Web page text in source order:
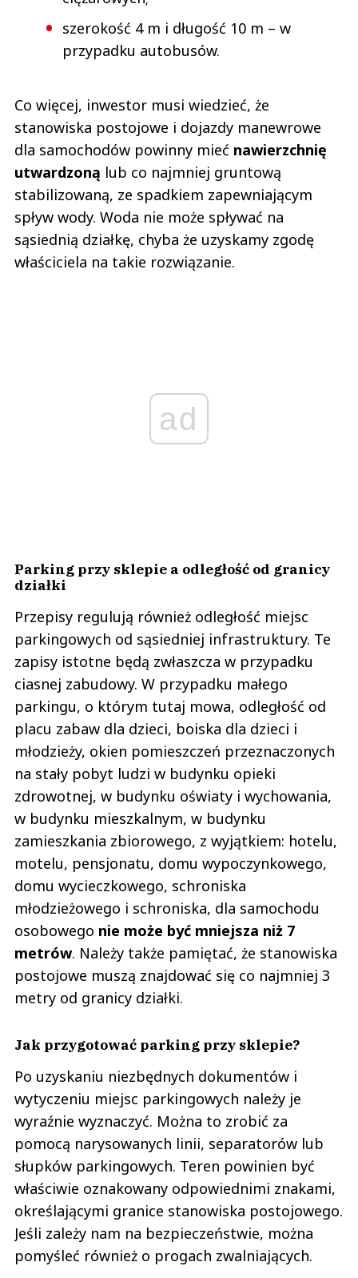
szerokość 4 m i długość 10 m – w
przypadku autobusów.
Co więcej, inwestor musi wiedzieć, że
stanowiska postojowe i dojazdy manewrowe
dla samochodów powinny mieć nawierzchnię
utwardzoną lub co najmniej gruntową
stabilizowaną, ze spadkiem zapewniającym
spływ wody. Woda nie może spływać na
sąsiednią działkę, chyba że uzyskamy zgodę
właściciela na takie rozwiązanie.
ad
Parking przy sklepie a odległość od granicy
działki
Przepisy regulują również odległość miejsc
parkingowych od sąsiedniej infrastruktury. Te
zapisy istotne będą zwłaszcza w przypadku
ciasnej zabudowy. W przypadku małego
parkingu, o którym tutaj mowa, odległość od
placu zabaw dla dzieci, boiska dla dzieci i
młodzieży, okien pomieszczeń przeznaczonych
na stały pobyt ludzi w budynku opieki
zdrowotnej, w budynku oświaty i wychowania,
w budynku mieszkalnym, w budynku
zamieszkania zbiorowego, z wyjątkiem: hotelu,
motelu, pensjonatu, domu wypoczynkowego,
domu wycieczkowego, schroniska
młodzieżowego i schroniska, dla samochodu
osobowego nie może być mniejsza niż 7
metrów. Należy także pamiętać, że stanowiska
postojowe muszą znajdować się co najmniej 3
metry od granicy działki.
Jak przygotować parking przy sklepie?
Po uzyskaniu niezbędnych dokumentów i
wytyczeniu miejsc parkingowych należy je
wyraźnie wyznaczyć. Można to zrobić za
pomocą narysowanych linii, separatorów lub
słupków parkingowych. Teren powinien być
właściwie oznakowany odpowiednimi znakami,
określającymi granice stanowiska postojowego.
Jeśli zależy nam na bezpieczeństwie, można
pomyśleć również o progach zwalniających.